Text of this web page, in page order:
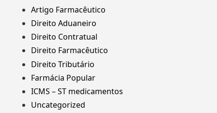
Artigo Farmacêutico
Direito Aduaneiro
Direito Contratual
Direito Farmacêutico
Direito Tributário
Farmácia Popular
ICMS – ST medicamentos
Uncategorized